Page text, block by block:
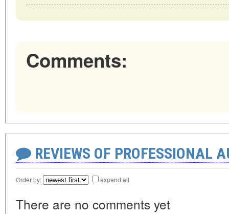
Comments:
REVIEWS OF PROFESSIONAL
Order by: expand all
There are no comments yet